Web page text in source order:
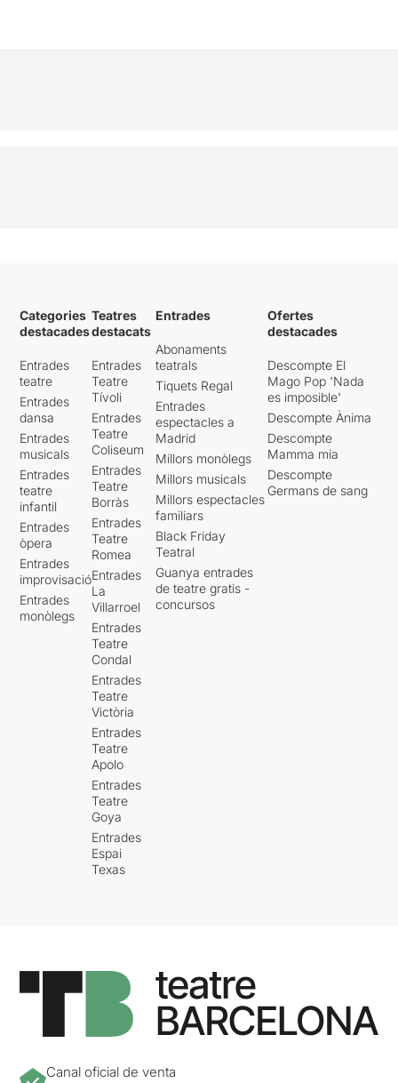
Categories
destacades
Entrades
teatre
Entrades
dansa
Entrades
musicals
Entrades
teatre
infantil
Entrades
òpera
Entrades
improvisació
Entrades
monòlegs
Teatres
destacats
Entrades
Teatre
Tívoli
Entrades
Teatre
Coliseum
Entrades
Teatre
Borràs
Entrades
Teatre
Romea
Entrades
La
Villarroel
Entrades
Teatre
Condal
Entrades
Teatre
Victòria
Entrades
Teatre
Apolo
Entrades
Teatre
Goya
Entrades
Espai
Texas
Entrades
Abonaments
teatrals
Tiquets Regal
Entrades
espectacles a
Madrid
Millors monòlegs
Millors musicals
Millors espectacles
familiars
Black Friday
Teatral
Guanya entrades
de teatre gratis -
concursos
Ofertes
destacades
Descompte El
Mago Pop 'Nada
es imposible'
Descompte Ànima
Descompte
Mamma mia
Descompte
Germans de sang
Canal oficial de venta